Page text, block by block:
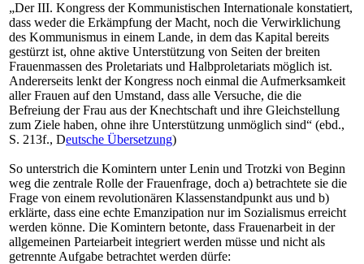
„Der III. Kongress der Kommunistischen Internationale konstatiert,
dass weder die Erkämpfung der Macht, noch die Verwirklichung
des Kommunismus in einem Lande, in dem das Kapital bereits
gestürzt ist, ohne aktive Unterstützung von Seiten der breiten
Frauenmassen des Proletariats und Halbproletariats möglich ist.
Andererseits lenkt der Kongress noch einmal die Aufmerksamkeit
aller Frauen auf den Umstand, dass alle Versuche, die die
Befreiung der Frau aus der Knechtschaft und ihre Gleichstellung
zum Ziele haben, ohne ihre Unterstützung unmöglich sind“ (ebd.,
S. 213f., Deutsche Übersetzung)
So unterstrich die Komintern unter Lenin und Trotzki von Beginn
weg die zentrale Rolle der Frauenfrage, doch a) betrachtete sie die
Frage von einem revolutionären Klassenstandpunkt aus und b)
erklärte, dass eine echte Emanzipation nur im Sozialismus erreicht
werden könne. Die Komintern betonte, dass Frauenarbeit in der
allgemeinen Parteiarbeit integriert werden müsse und nicht als
getrennte Aufgabe betrachtet werden dürfe: